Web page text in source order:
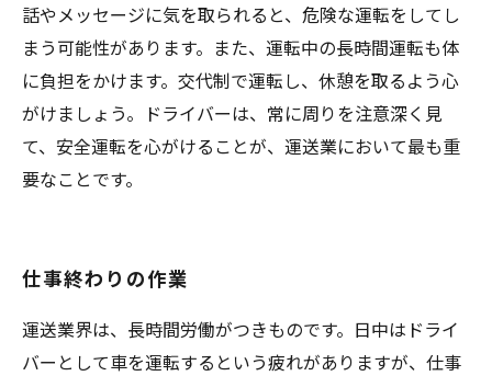
話やメッセージに気を取られると、危険な運転をしてし
まう可能性があります。また、運転中の長時間運転も体
に負担をかけます。交代制で運転し、休憩を取るよう心
がけましょう。ドライバーは、常に周りを注意深く見
て、安全運転を心がけることが、運送業において最も重
要なことです。
仕事終わりの作業
運送業界は、長時間労働がつきものです。日中はドライ
バーとして車を運転するという疲れがありますが、仕事